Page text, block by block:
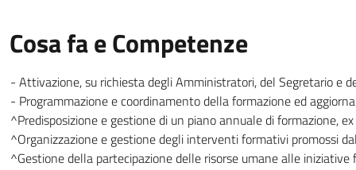
Cosa fa e Competenze
- Attivazione, su richiesta degli Amministratori, del Segretario e
- Programmazione e coordinamento della formazione ed
^Predisposizione e gestione di un piano annuale di formazione,
^Organizzazione e gestione degli interventi formativi promossi
^Gestione della partecipazione delle risorse umane alle